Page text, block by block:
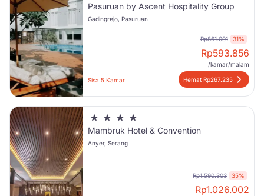
Pasuruan by Ascent Hospitality Group
Gadingrejo, Pasuruan
Rp861.091 31%
Rp593.856
/kamar/malam
Sisa 5 Kamar Hemat Rp267.235
Mambruk Hotel & Convention
Anyer, Serang
Rp1.590.303 35%
Rp1.026.002